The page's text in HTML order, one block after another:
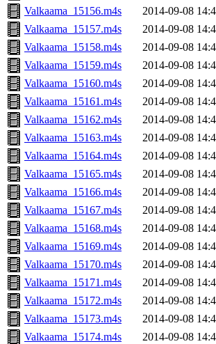
Valkaama_15156.m4s
2014-09-08
Valkaama_15157.m4s
2014-09-08
Valkaama_15158.m4s
2014-09-08
Valkaama_15159.m4s
2014-09-08
Valkaama_15160.m4s
2014-09-08
Valkaama_15161.m4s
2014-09-08
Valkaama_15162.m4s
2014-09-08
Valkaama_15163.m4s
2014-09-08
Valkaama_15164.m4s
2014-09-08
Valkaama_15165.m4s
2014-09-08
Valkaama_15166.m4s
2014-09-08
Valkaama_15167.m4s
2014-09-08
Valkaama_15168.m4s
2014-09-08
Valkaama_15169.m4s
2014-09-08
Valkaama_15170.m4s
2014-09-08
Valkaama_15171.m4s
2014-09-08
Valkaama_15172.m4s
2014-09-08
Valkaama_15173.m4s
2014-09-08
Valkaama_15174.m4s
2014-09-08